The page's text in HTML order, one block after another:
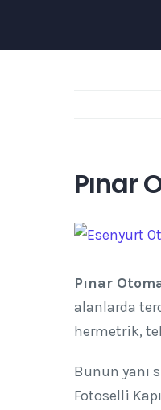
Pınar
View
Image
Pınar
alanlarda
hermetrik,
Bunun yanı
Fotoselli